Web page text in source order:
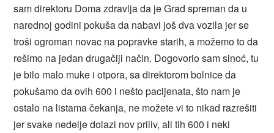
sam direktoru Doma zdravlja da je Grad spreman da u
narednoj godini pokuša da nabavi još dva vozila jer se
troši ogroman novac na popravke starih, a možemo to da
rešimo na jedan drugačiji način. Dogovorio sam sinoć, tu
je bilo malo muke i otpora, sa direktorom bolnice da
pokušamo da ovih 600 i nešto pacijenata, što nam je
ostalo na listama čekanja, ne možete vi to nikad razrešiti
jer svake nedelje dolazi nov priliv, ali tih 600 i neki